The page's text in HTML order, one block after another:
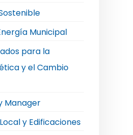
Municipal
para la
y el Cambio
Manager
y Edificaciones